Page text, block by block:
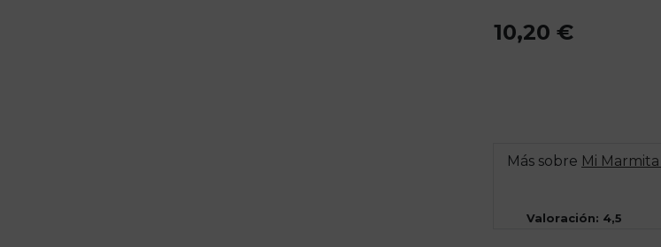
10,20 €
Más sobre Mi Marmita
Valoración: 4,5